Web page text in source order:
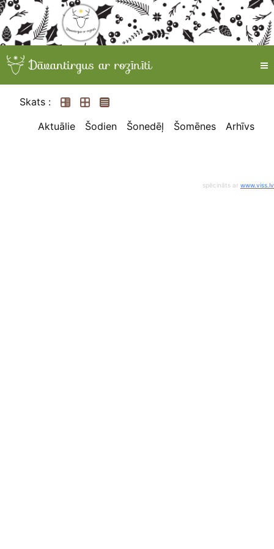
Skats :
Aktuālie
Šodien Šonedēļ Šomēnes Arhīvs
spēcināts ar www.viss.lv